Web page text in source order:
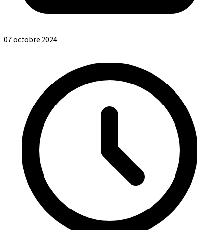
07 octobre 2024